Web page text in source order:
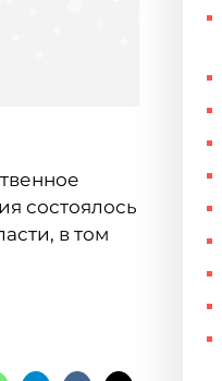
состоялось
в том